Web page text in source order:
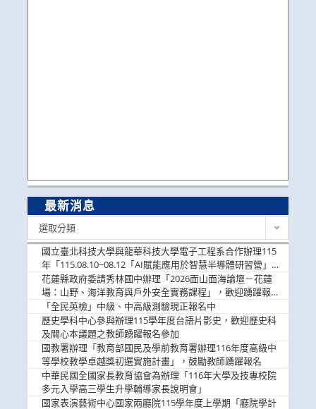
最新消息
選取分類
國立臺北科技大學與龍華科技大學電子工程系合作辦理115
年「115.08.10~08.12「AI賦能應用於智慧半導體研習營」，
歡迎學生踴躍報名參加
花蓮縣政府委請秀林國中辦理「2026面山面海論壇－花蓮
場：山野、海洋教育與戶外安全實務課程」，歡迎踴躍報名
參加
「全民英檢」中級、中高級測驗現正報名中
歷史學科中心參與辦理115學年度台語片影史，歡迎歷史科
及關心本議題之教師踴躍報名參加
國教署辦理「教育部國民及學前教育署辦理116年度高級中
等學校教學卓越獎初選實施計畫」，鼓勵教師踴躍報名
中華民國全國家長教育協會為辦理「116年大學及技專校院
多元入學高三學生升學輔導家長說明會」
國家表演藝術中心國家兩廳院115學年度上學期「廳院學計